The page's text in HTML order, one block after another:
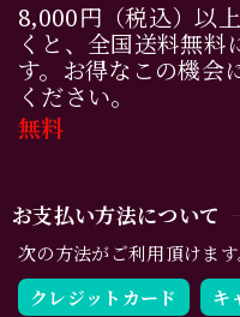
8,000円（税込）以
くと、全国送料無料
す。お得なこの機会
ください。
無料
お支払い方法について
次の方法がご利用頂けます
クレジットカード
キ